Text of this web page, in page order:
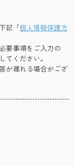
記「個人情報保護方
要事項をご入力の
てください。
が遅れる場合がござ